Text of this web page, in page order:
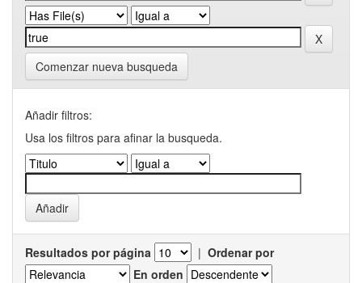
Comenzar nueva busqueda
Añadir filtros:
Usa los filtros para afinar la busqueda.
Resultados por página | Ordenar por
En orden